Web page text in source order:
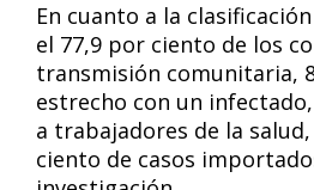
En cuanto a la
el 77,9 por ciento de los
transmisión comunitaria,
estrecho con un
a trabajadores de la
ciento de casos